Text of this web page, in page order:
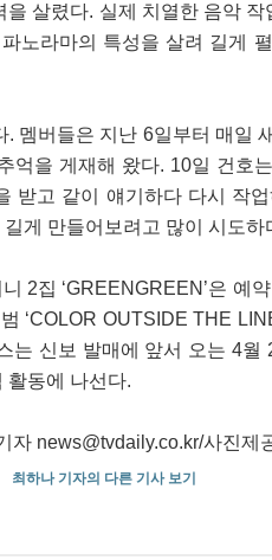
을 살렸다. 실제 치열한 음악
노라마의 특성을 살려 길게
. 멤버들은 지난 6일부터 매일
억을 게재해 왔다. 10일 건호
받고 같이 얘기하다 다시 작
게 만들어보려고 많이 시도
2집 ‘GREENGREEN’은 예
‘COLOR OUTSIDE THE
는 신보 발매에 앞서 오는 4월
활동에 나선다.
자 news@tvdaily.co.kr/사진제
최하나 기자의 다른 기사 보기